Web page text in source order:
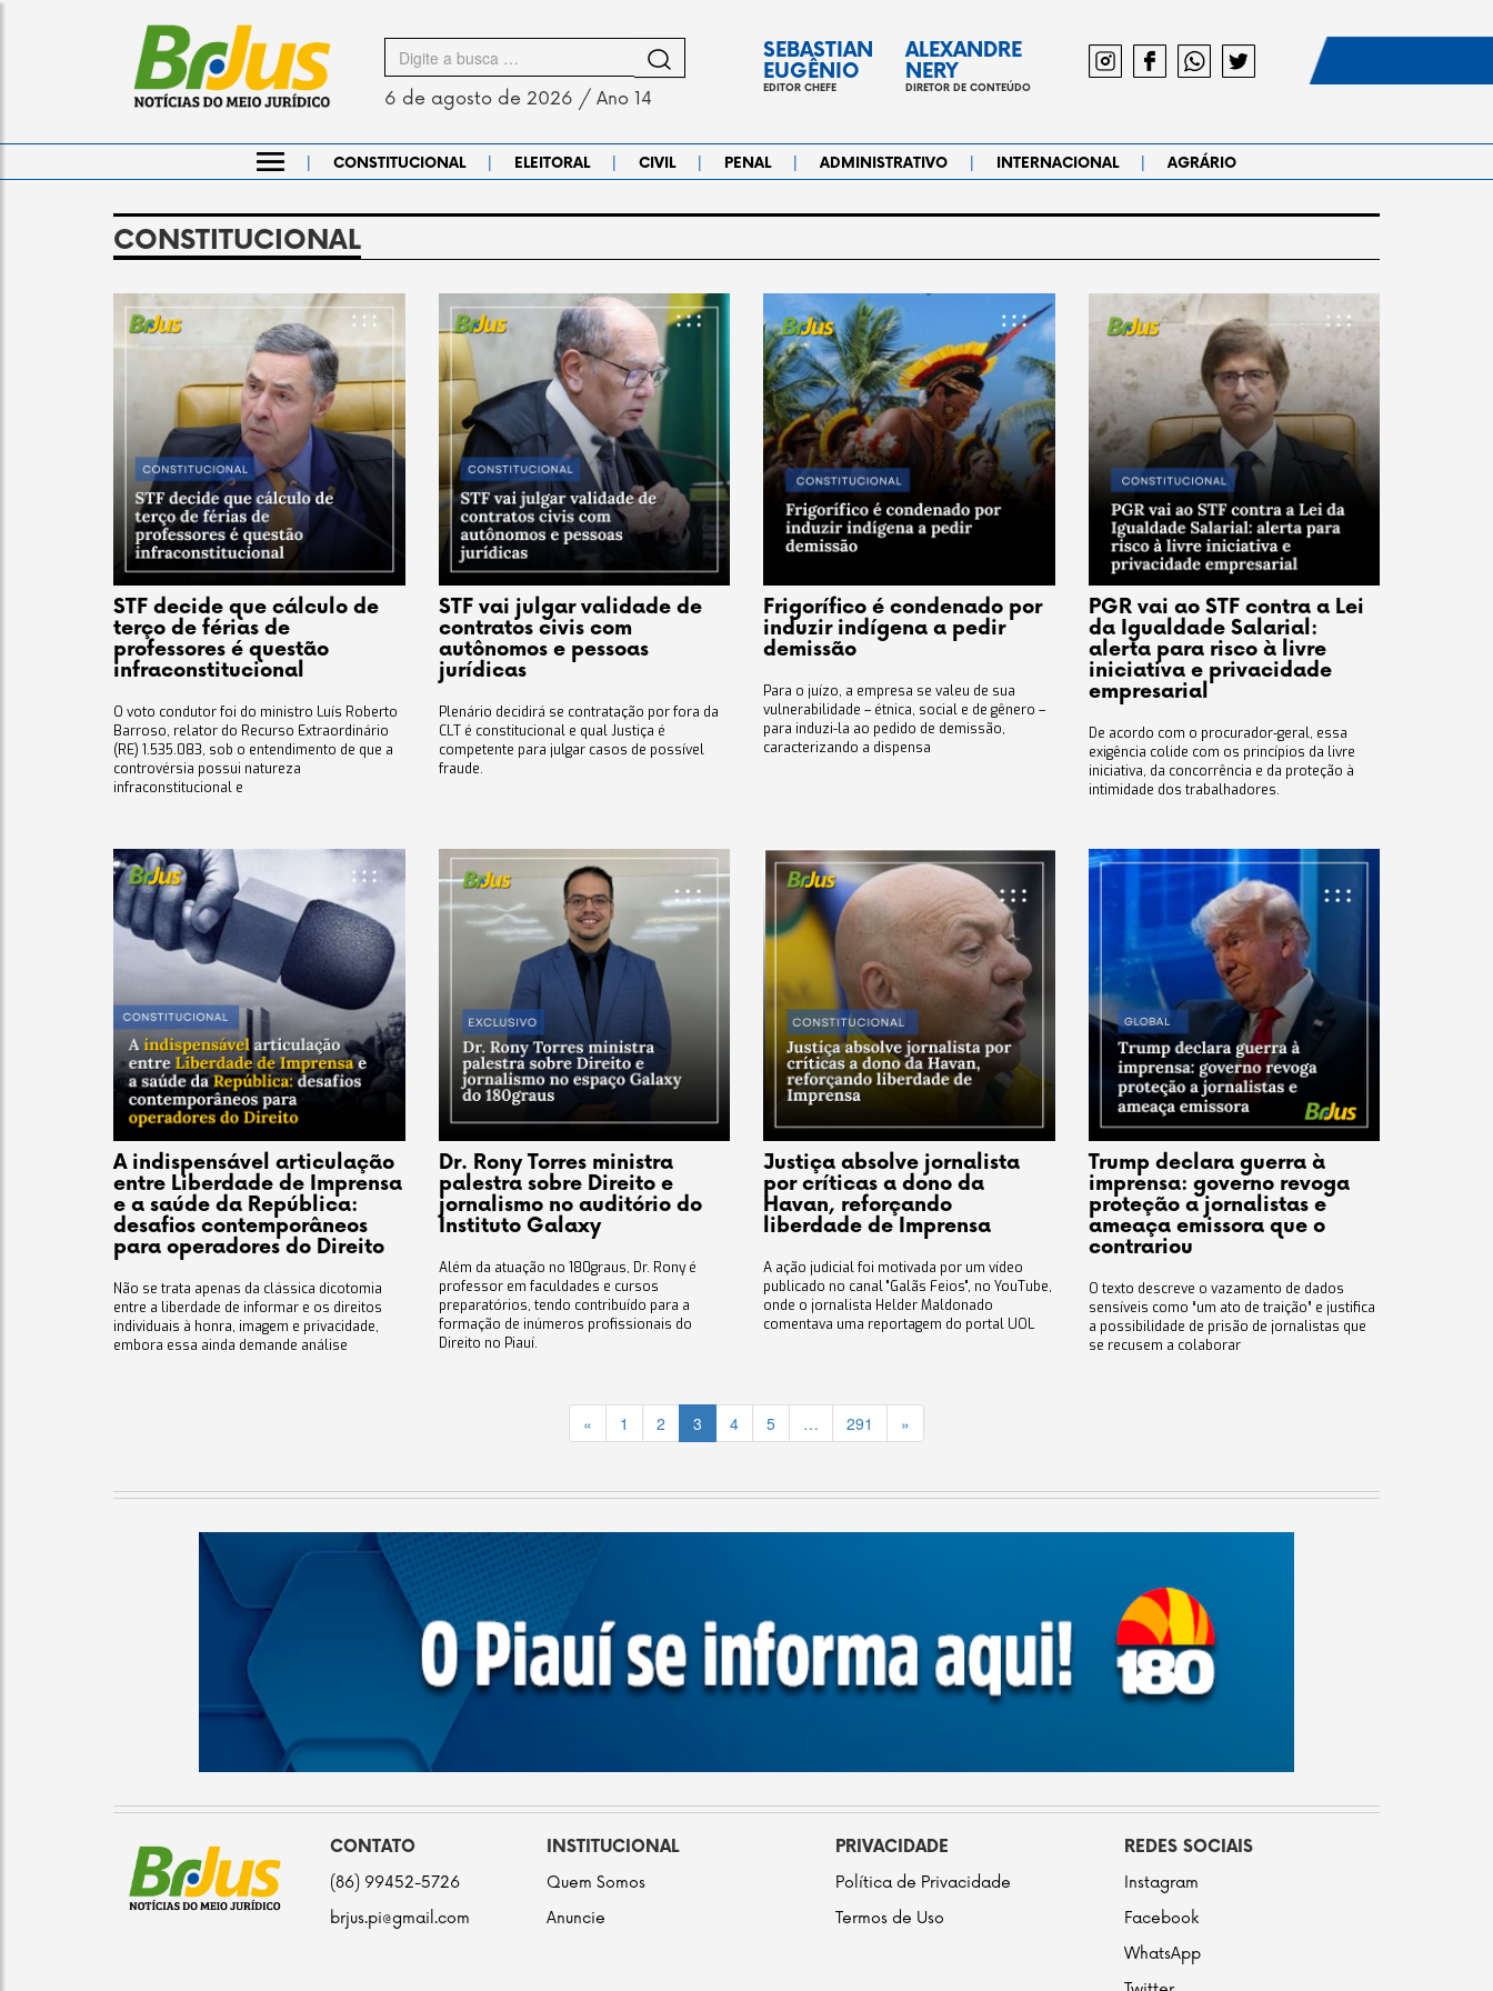
Search
for
6 de agosto de 2026 / Ano 14
SEBASTIAN
EUGÊNIO
EDITOR CHEFE
ALEXANDRE
NERY
DIRETOR DE CONTEÚDO
| CONSTITUCIONAL | ELEITORAL | CIVIL | PENAL | ADMINISTRATIVO | INTERNACIONAL | AGRÁRIO
CONSTITUCIONAL
STF decide que cálculo de
terço de férias de
professores é questão
infraconstitucional
O voto condutor foi do ministro Luís Roberto
Barroso, relator do Recurso Extraordinário
(RE) 1.535.083, sob o entendimento de que a
controvérsia possui natureza
infraconstitucional e
STF vai julgar validade de
contratos civis com
autônomos e pessoas
jurídicas
Plenário decidirá se contratação por fora da
CLT é constitucional e qual Justiça é
competente para julgar casos de possível
fraude.
Frigorífico é condenado por
induzir indígena a pedir
demissão
Para o juízo, a empresa se valeu de sua
vulnerabilidade – étnica, social e de gênero –
para induzi-la ao pedido de demissão,
caracterizando a dispensa
PGR vai ao STF contra a Lei
da Igualdade Salarial:
alerta para risco à livre
iniciativa e privacidade
empresarial
De acordo com o procurador-geral, essa
exigência colide com os princípios da livre
iniciativa, da concorrência e da proteção à
intimidade dos trabalhadores.
A indispensável articulação
entre Liberdade de Imprensa
e a saúde da República:
desafios contemporâneos
para operadores do Direito
Não se trata apenas da clássica dicotomia
entre a liberdade de informar e os direitos
individuais à honra, imagem e privacidade,
embora essa ainda demande análise
Dr. Rony Torres ministra
palestra sobre Direito e
jornalismo no auditório do
Instituto Galaxy
Além da atuação no 180graus, Dr. Rony é
professor em faculdades e cursos
preparatórios, tendo contribuído para a
formação de inúmeros profissionais do
Direito no Piauí.
Justiça absolve jornalista
por críticas a dono da
Havan, reforçando
liberdade de Imprensa
A ação judicial foi motivada por um vídeo
publicado no canal "Galãs Feios", no YouTube,
onde o jornalista Helder Maldonado
comentava uma reportagem do portal UOL
Trump declara guerra à
imprensa: governo revoga
proteção a jornalistas e
ameaça emissora que o
contrariou
O texto descreve o vazamento de dados
sensíveis como “um ato de traição” e justifica
a possibilidade de prisão de jornalistas que
se recusem a colaborar
« 1 2 3 4 5 … 291 »
CONTATO
(86) 99452-5726
brjus.pi@gmail.com
INSTITUCIONAL
Quem Somos
Anuncie
PRIVACIDADE
Política de Privacidade
Termos de Uso
REDES SOCIAIS
Instagram
Facebook
WhatsApp